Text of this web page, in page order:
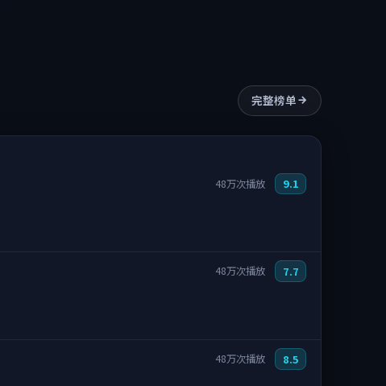
完整榜单
48万次播放 9.1
48万次播放 7.7
48万次播放 8.5